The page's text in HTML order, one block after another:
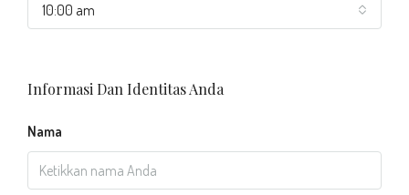
10:00 am
Informasi Dan Identitas Anda
Nama